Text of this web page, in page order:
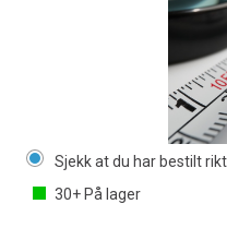
Sjekk at du har bestilt
30+ På lager